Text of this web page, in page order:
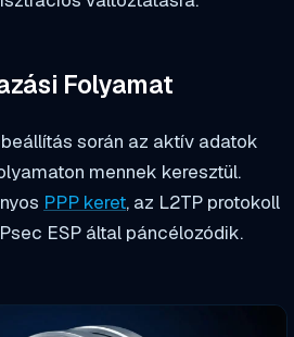
Folyamat
során az aktív adatok
mennek keresztül.
PPP keret, az L2TP protokoll
ESP által páncélozódik.